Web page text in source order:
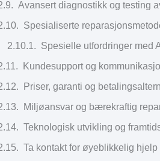
Avansert diagnostikk og testing
Spesialiserte
Spesielle utfordringer med
Kundesupport og
Priser, garanti og
Miljøansvar og bærekraftig
Teknologisk utvikling og
Ta kontakt for øyeblikkelig